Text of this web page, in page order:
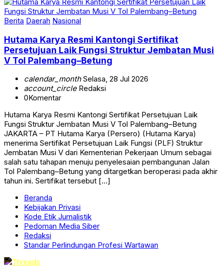
Berita Daerah Nasional
Hutama Karya Resmi Kantongi Sertifikat
Persetujuan Laik Fungsi Struktur Jembatan Musi
V Tol Palembang–Betung
calendar_monthSelasa, 28 Jul 2026
account_circleRedaksi
0Komentar
Hutama Karya Resmi Kantongi Sertifikat Persetujuan Laik
Fungsi Struktur Jembatan Musi V Tol Palembang–Betung
JAKARTA – PT Hutama Karya (Persero) (Hutama Karya)
menerima Sertifikat Persetujuan Laik Fungsi (PLF) Struktur
Jembatan Musi V dari Kementerian Pekerjaan Umum sebagai
salah satu tahapan menuju penyelesaian pembangunan Jalan
Tol Palembang–Betung yang ditargetkan beroperasi pada akhir
tahun ini. Sertifikat tersebut […]
Beranda
Kebijakan Privasi
Kode Etik Jurnalistik
Pedoman Media Siber
Redaksi
Standar Perlindungan Profesi Wartawan